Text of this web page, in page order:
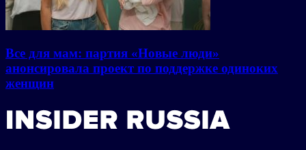
Все для мам: партия «Новые люди»
анонсировала проект по поддержке одиноких
женщин